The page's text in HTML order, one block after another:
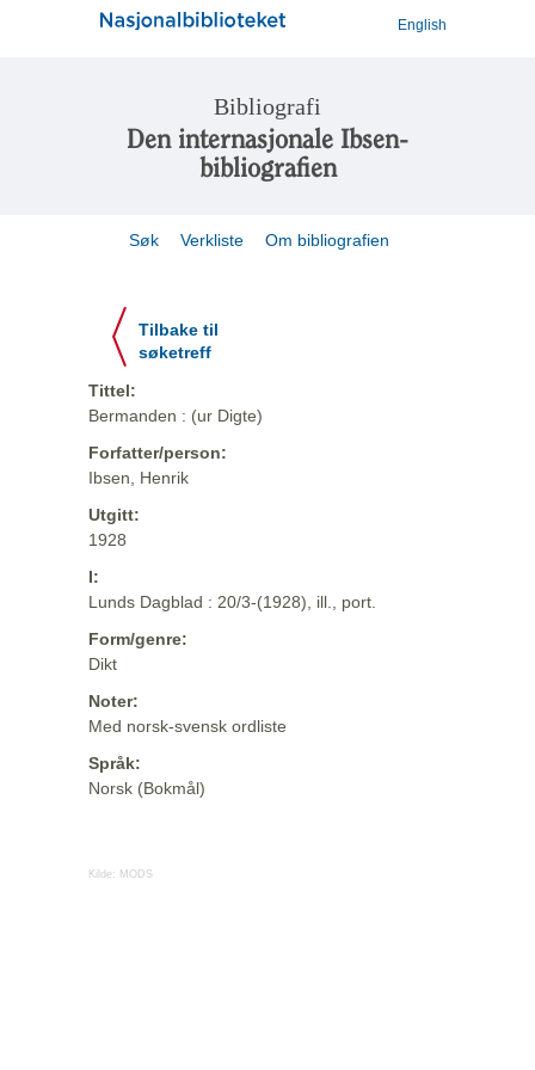
English
Bibliografi
Den internasjonale Ibsen-
bibliografien
Søk Verkliste Om bibliografien
Tilbake til
søketreff
Tittel:
Bermanden : (ur Digte)
Forfatter/person:
Ibsen, Henrik
Utgitt:
1928
I:
Lunds Dagblad : 20/3-(1928), ill., port.
Form/genre:
Dikt
Noter:
Med norsk-svensk ordliste
Språk:
Norsk (Bokmål)
Kilde: MODS